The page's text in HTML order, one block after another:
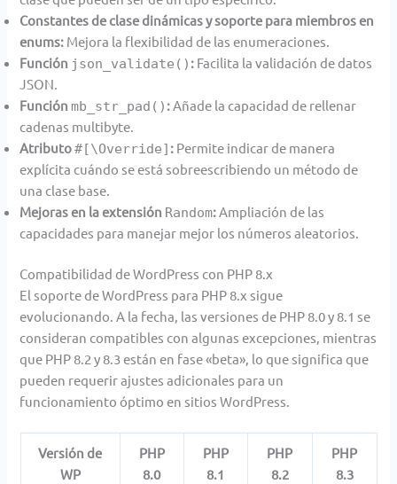
Constantes de clase dinámicas y soporte para miembros en
enums: Mejora la flexibilidad de las enumeraciones.
Función json_validate() : Facilita la validación de datos
JSON.
Funciónmb_str_pad() : Añade la capacidad de rellenar
cadenas multibyte.
Atributo#[\Override] : Permite indicar de manera
explícita cuándo se está sobreescribiendo un método de
una clase base.
Mejoras en la extensión Random: Ampliación de las
capacidades para manejar mejor los números aleatorios.
Compatibilidad de WordPress con PHP 8.x
El soporte de WordPress para PHP 8.x sigue
evolucionando. A la fecha, las versiones de PHP 8.0 y 8.1 se
consideran compatibles con algunas excepciones, mientras
que PHP 8.2 y 8.3 están en fase «beta», lo que significa que
pueden requerir ajustes adicionales para un
funcionamiento óptimo en sitios WordPress.
Versión de
WP
PHP
8.0
PHP
8.1
PHP
8.2
PHP
8.3